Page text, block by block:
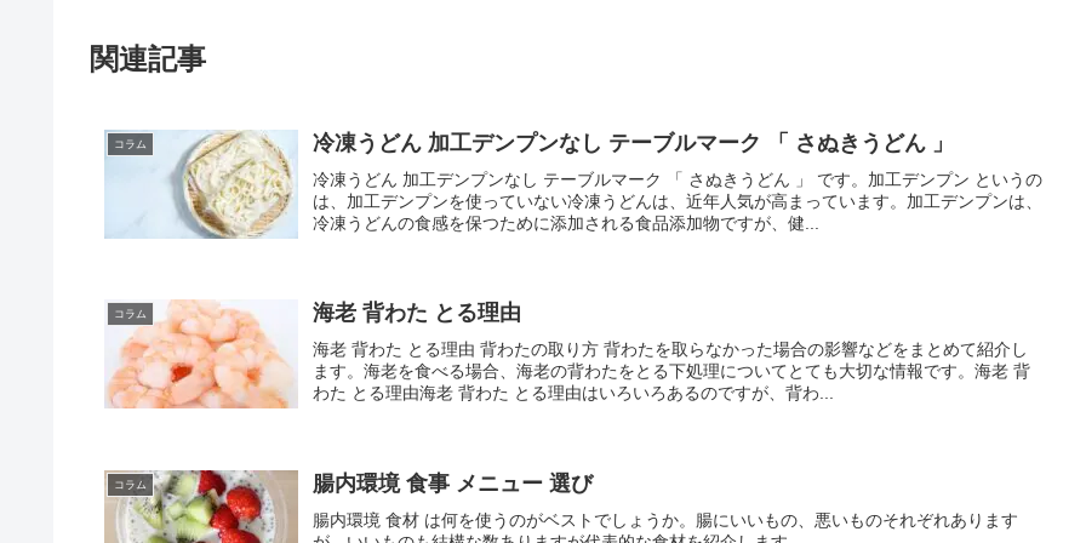
関連記事
コラム 冷凍うどん 加工デンプンなし テーブルマーク 「 さぬきうどん 」
冷凍うどん 加工デンプンなし テーブルマーク 「 さぬきうどん 」 です。加工デンプン というの
は、加工デンプンを使っていない冷凍うどんは、近年人気が高まっています。加工デンプンは、
冷凍うどんの食感を保つために添加される食品添加物ですが、健...
コラム 海老 背わた とる理由
海老 背わた とる理由 背わたの取り方 背わたを取らなかった場合の影響などをまとめて紹介し
ます。海老を食べる場合、海老の背わたをとる下処理についてとても大切な情報です。海老 背
わた とる理由海老 背わた とる理由はいろいろあるのですが、背わ...
コラム 腸内環境 食事 メニュー 選び
腸内環境 食材 は何を使うのがベストでしょうか。腸にいいもの、悪いものそれぞれあります